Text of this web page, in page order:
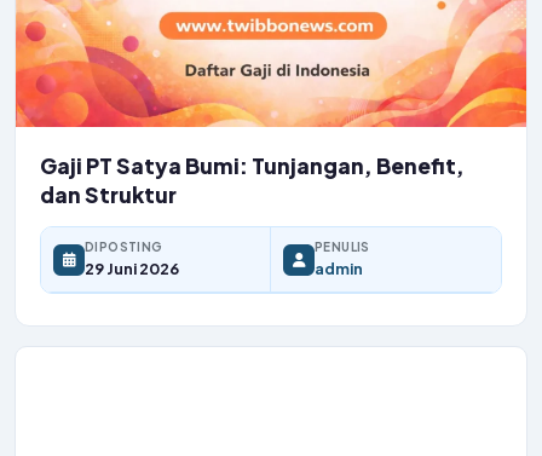
Gaji PT Satya Bumi: Tunjangan, Benefit,
dan Struktur
DIPOSTING
29 Juni 2026
PENULIS
admin